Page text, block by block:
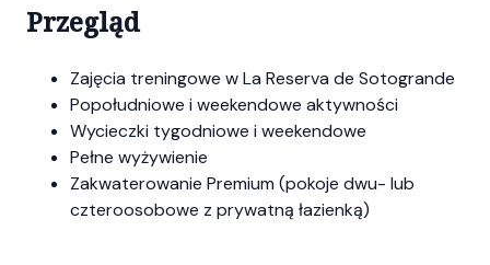
Przegląd
Zajęcia treningowe w La Reserva de Sotogrande
Popołudniowe i weekendowe aktywności
Wycieczki tygodniowe i weekendowe
Pełne wyżywienie
Zakwaterowanie Premium (pokoje dwu- lub
czteroosobowe z prywatną łazienką)